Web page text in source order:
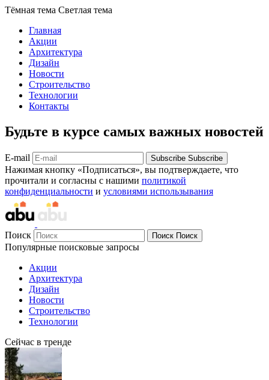
Тёмная тема Светлая тема
Главная
Акции
Архитектура
Дизайн
Новости
Строительство
Технологии
Контакты
Будьте в курсе самых важных новостей
E-mail Subscribe Subscribe
Нажимая кнопку «Подписаться», вы подтверждаете, что
прочитали и согласны с нашими политикой
конфиденциальности и условиями использывания
Поиск Поиск Поиск
Популярные поисковые запросы
Акции
Архитектура
Дизайн
Новости
Строительство
Технологии
Сейчас в тренде